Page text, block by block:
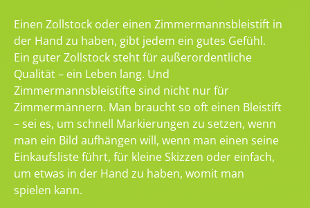
Einen Zollstock oder einen Zimmermannsbleistift in
der Hand zu haben, gibt jedem ein gutes Gefühl.
Ein guter Zollstock steht für außerordentliche
Qualität – ein Leben lang. Und
Zimmermannsbleistifte sind nicht nur für
Zimmermännern. Man braucht so oft einen Bleistift
– sei es, um schnell Markierungen zu setzen, wenn
man ein Bild aufhängen will, wenn man einen seine
Einkaufsliste führt, für kleine Skizzen oder einfach,
um etwas in der Hand zu haben, womit man
spielen kann.